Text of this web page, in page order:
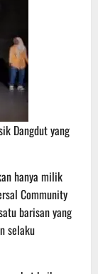
Dangdut yang
hanya milik
Community
barisan yang
selaku